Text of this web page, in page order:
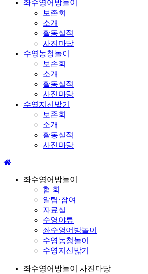
좌수영어방놀이
보존회
소개
활동실적
사진마당
수영농청놀이
보존회
소개
활동실적
사진마당
수영지신밟기
보존회
소개
활동실적
사진마당
좌수영어방놀이
협 회
알림·참여
자료실
수영야류
좌수영어방놀이
수영농청놀이
수영지신밟기
좌수영어방놀이 사진마당